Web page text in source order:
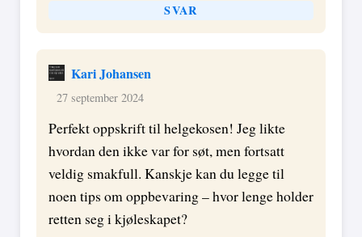
SVAR
Kari Johansen
27 september 2024
Perfekt oppskrift til helgekosen! Jeg likte
hvordan den ikke var for søt, men fortsatt
veldig smakfull. Kanskje kan du legge til
noen tips om oppbevaring – hvor lenge holder
retten seg i kjøleskapet?